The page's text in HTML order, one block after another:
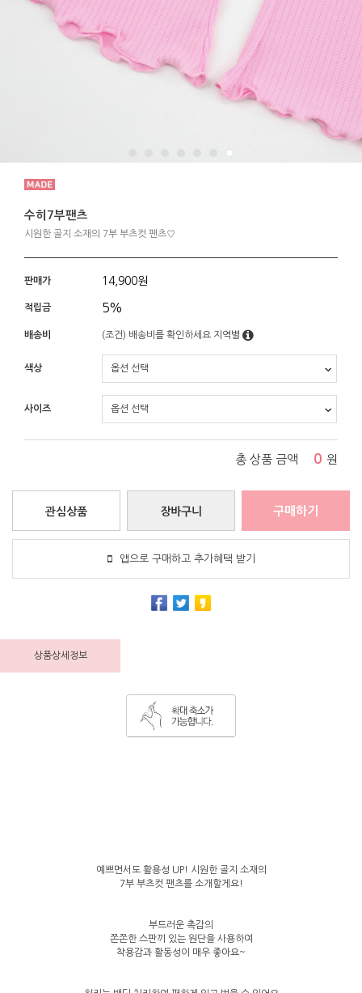
수히7부팬츠
시원한 골지 소재의 7부 부츠컷 팬츠♡
판매가 14,900원
적립금 5%
배송비 (조건) 배송비를 확인하세요 지역별
색상
사이즈
총 상품 금액 0 원
장바구니
관심상품 구매하기
앱으로 구매하고 추가혜택 받기
상품상세정보
예쁘면서도 활용성 UP! 시원한 골지 소재의
7부 부츠컷 팬츠를 소개할게요!
부드러운 촉감의
쫀쫀한 스판끼 있는 원단을 사용하여
착용감과 활동성이 매우 좋아요~